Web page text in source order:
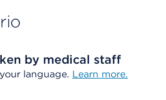
by medical staff
language. Learn more.